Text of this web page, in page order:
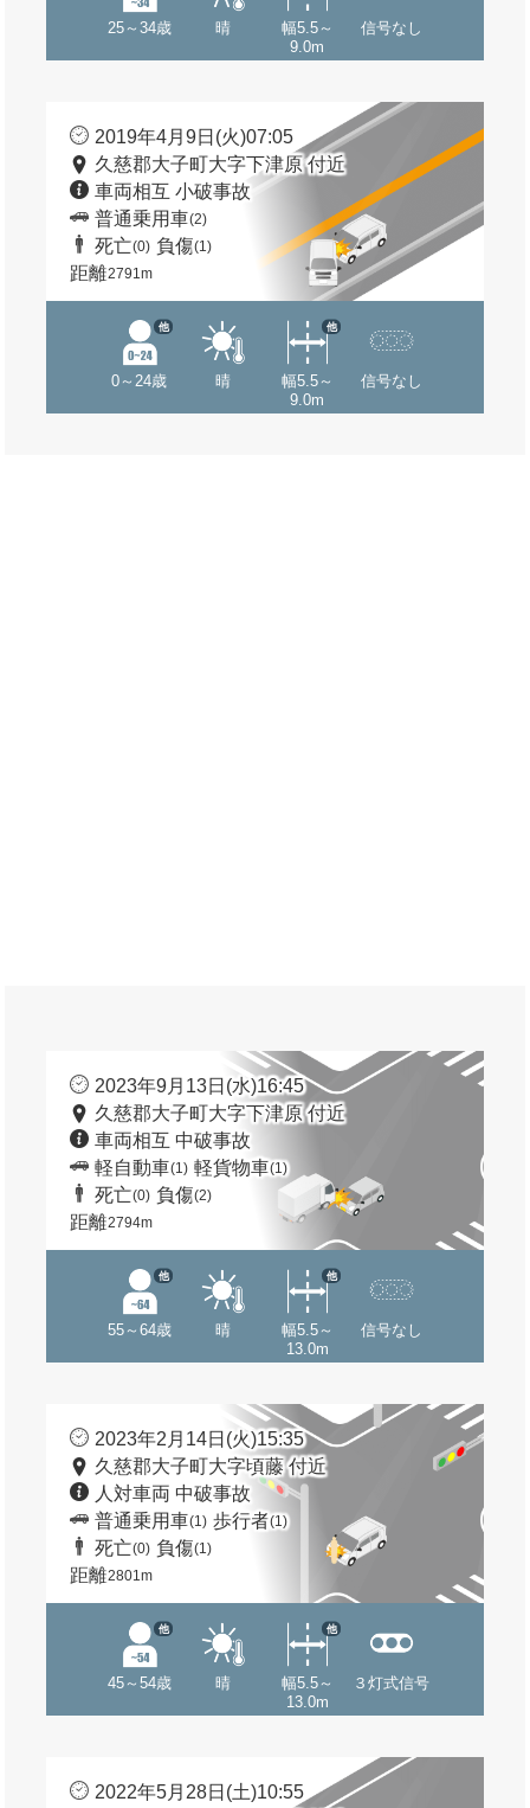
25～34歳 晴
幅5.5～
9.0m
信号なし
2019年4月9日(火)07:05
久慈郡大子町大字下津原 付近
車両相互 小破事故
普通乗用車(2)
死亡(0) 負傷(1)
距離2791m
0～24歳
他
晴
幅5.5～
9.0m
他
信号なし
2023年9月13日(水)16:45
久慈郡大子町大字下津原 付近
車両相互 中破事故
軽自動車(1) 軽貨物車(1)
死亡(0) 負傷(2)
距離2794m
55～64歳
他
晴
幅5.5～
13.0m
他
信号なし
2023年2月14日(火)15:35
久慈郡大子町大字頃藤 付近
人対車両 中破事故
普通乗用車(1) 歩行者(1)
死亡(0) 負傷(1)
距離2801m
45～54歳
他
晴
幅5.5～
13.0m
他
３灯式信号
2022年5月28日(土)10:55